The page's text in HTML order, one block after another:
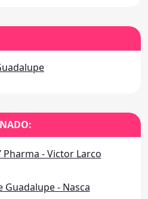
Pharma - Victor Larco
Guadalupe - Nasca